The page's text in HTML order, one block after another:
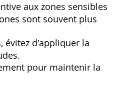
aux zones sensibles
sont souvent plus
évitez d'appliquer la
pour maintenir la